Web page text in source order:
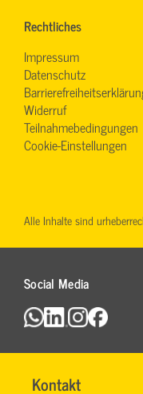
Kontakt
Name*
Rechtliches
Impressum
Datenschutz
Widerruf
Teilnahmebedingungen
Cookie-Einstellungen
Social Media
Alle Inhalte sind